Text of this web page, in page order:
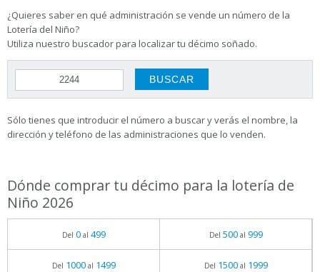
¿Quieres saber en qué administración se vende un número de la
Lotería del Niño?
Utiliza nuestro buscador para localizar tu décimo soñado.
Sólo tienes que introducir el número a buscar y verás el nombre, la
dirección y teléfono de las administraciones que lo venden.
Dónde comprar tu décimo para la lotería de
Niño 2026
Del 0al 499 Del 500al 999
Del 1000al 1499 Del 1500al 1999